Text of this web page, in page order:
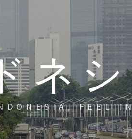
ネ
FEEL